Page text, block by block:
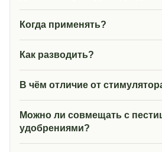
Когда применять?
Как разводить?
В чём отличие от
Можно ли совмещать с
удобрениями?